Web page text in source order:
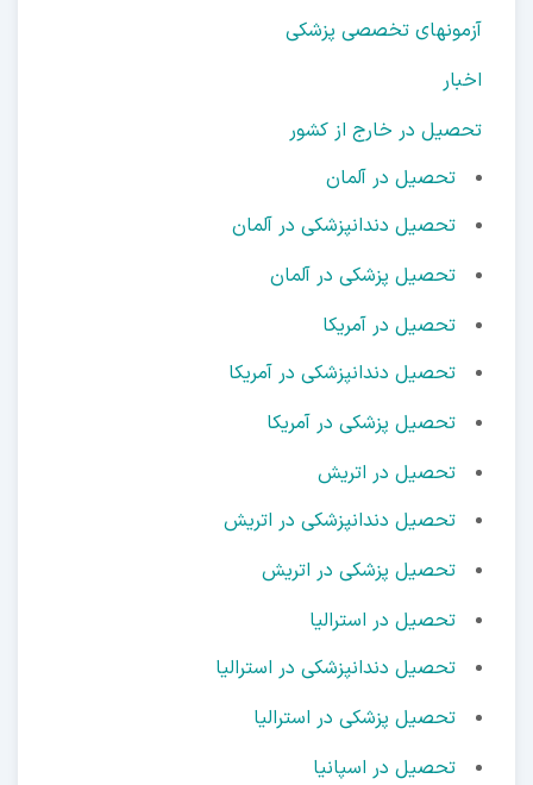
آزمونهای تخصصی پزشکی
اخبار
تحصیل در خارج از کشور
تحصیل در آلمان
تحصیل دندانپزشکی در آلمان
تحصیل پزشکی در آلمان
تحصیل در آمریکا
تحصیل دندانپزشکی در آمریکا
تحصیل پزشکی در آمریکا
تحصیل در اتریش
تحصیل دندانپزشکی در اتریش
تحصیل پزشکی در اتریش
تحصیل در استرالیا
تحصیل دندانپزشکی در استرالیا
تحصیل پزشکی در استرالیا
تحصیل در اسپانیا